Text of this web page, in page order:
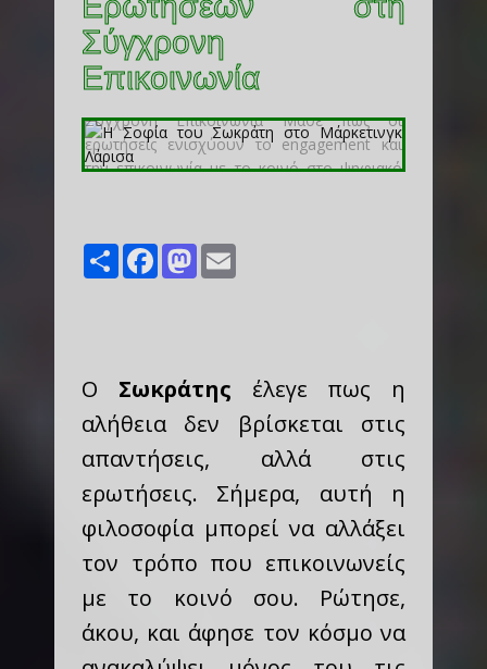
Σύγχρονη
Επικοινωνία
Share FacebookMastodon
Ο Σωκράτης έλεγε πως η
αλήθεια δεν βρίσκεται στις
απαντήσεις, αλλά στις
ερωτήσεις. Σήμερα, αυτή η
φιλοσοφία μπορεί να αλλάξει
τον τρόπο που επικοινωνείς
με το κοινό σου. Ρώτησε,
άκου, και άφησε τον κόσμο να